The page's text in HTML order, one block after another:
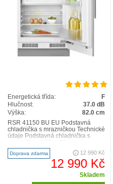
Energetická třída:
F
Hlučnost:
37.0 dB
Výška:
82.0 cm
RSR 41150 BU EU Podstavná
chladnička s mrazničkou Technické
údaje Podstavná chladnička s
Energetická třída F Invertor..
Doprava zdarma 12 990 Kč
12 990 Kč
Skladem